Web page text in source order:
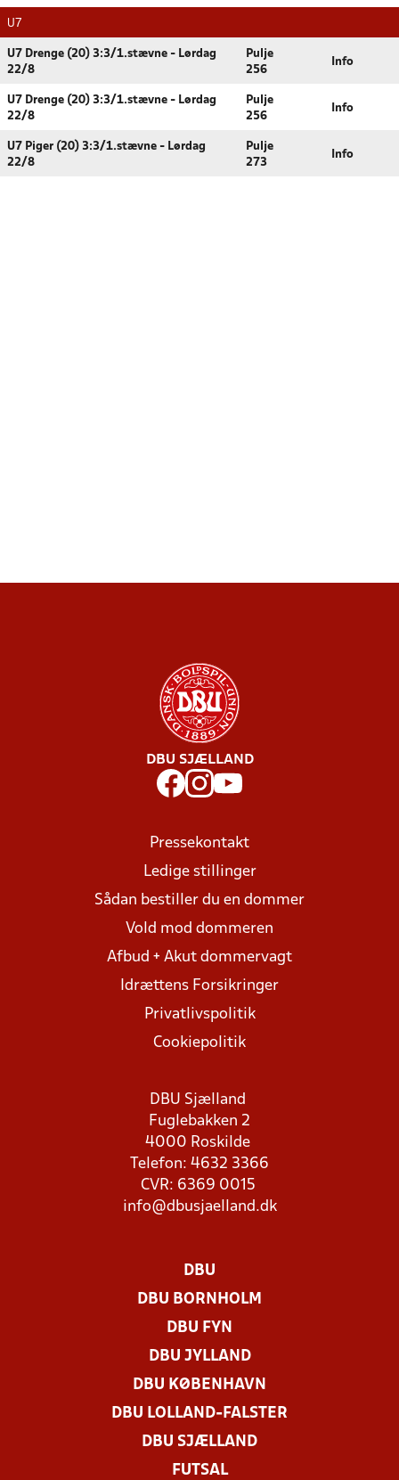
U7
U7 Drenge (20) 3:3/1.stævne - Lørdag
22/8
Pulje
256
Info
U7 Drenge (20) 3:3/1.stævne - Lørdag
22/8
Pulje
256
Info
U7 Piger (20) 3:3/1.stævne - Lørdag
22/8
Pulje
273
Info
DBU SJÆLLAND
Pressekontakt
Ledige stillinger
Sådan bestiller du en dommer
Vold mod dommeren
Afbud + Akut dommervagt
Idrættens Forsikringer
Privatlivspolitik
Cookiepolitik
DBU Sjælland
Fuglebakken 2
4000 Roskilde
Telefon: 4632 3366
CVR: 6369 0015
info@dbusjaelland.dk
DBU
DBU BORNHOLM
DBU FYN
DBU JYLLAND
DBU KØBENHAVN
DBU LOLLAND-FALSTER
DBU SJÆLLAND
FUTSAL